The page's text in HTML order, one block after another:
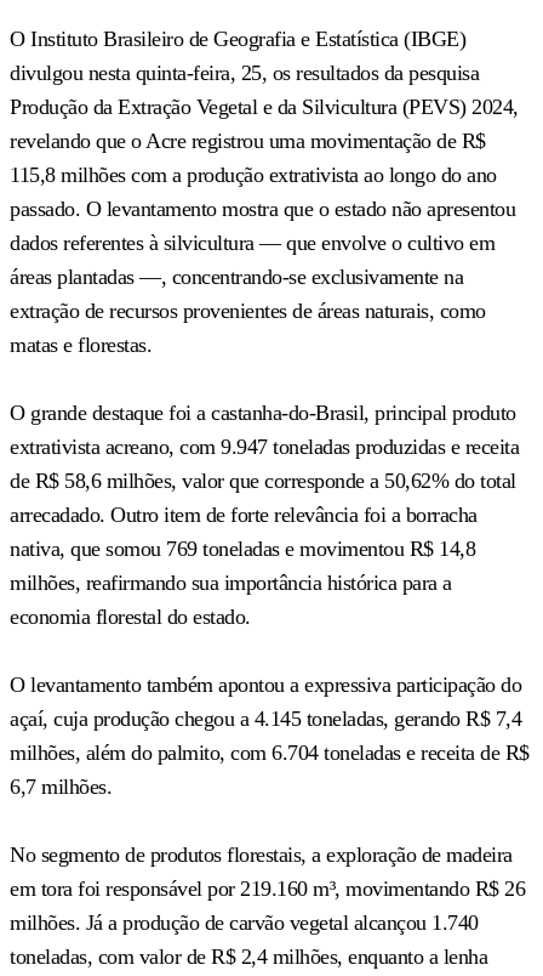
O Instituto Brasileiro de Geografia e Estatística (IBGE)
divulgou nesta quinta-feira, 25, os resultados da pesquisa
Produção da Extração Vegetal e da Silvicultura (PEVS) 2024,
revelando que o Acre registrou uma movimentação de R$
115,8 milhões com a produção extrativista ao longo do ano
passado. O levantamento mostra que o estado não apresentou
dados referentes à silvicultura — que envolve o cultivo em
áreas plantadas —, concentrando-se exclusivamente na
extração de recursos provenientes de áreas naturais, como
matas e florestas.
O grande destaque foi a castanha-do-Brasil, principal produto
extrativista acreano, com 9.947 toneladas produzidas e receita
de R$ 58,6 milhões, valor que corresponde a 50,62% do total
arrecadado. Outro item de forte relevância foi a borracha
nativa, que somou 769 toneladas e movimentou R$ 14,8
milhões, reafirmando sua importância histórica para a
economia florestal do estado.
O levantamento também apontou a expressiva participação do
açaí, cuja produção chegou a 4.145 toneladas, gerando R$ 7,4
milhões, além do palmito, com 6.704 toneladas e receita de R$
6,7 milhões.
No segmento de produtos florestais, a exploração de madeira
em tora foi responsável por 219.160 m³, movimentando R$ 26
milhões. Já a produção de carvão vegetal alcançou 1.740
toneladas, com valor de R$ 2,4 milhões, enquanto a lenha